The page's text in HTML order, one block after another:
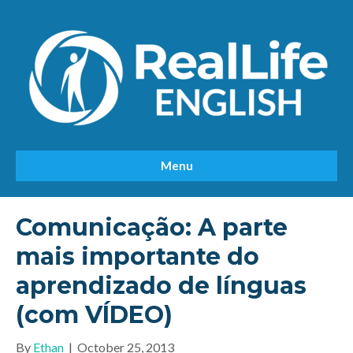
Menu
Comunicação: A parte
mais importante do
aprendizado de línguas
(com VÍDEO)
By Ethan | October 25, 2013